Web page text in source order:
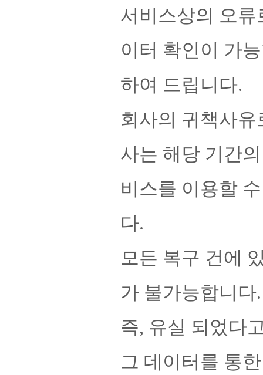
서비스상의 오
이터 확인이 가
하여 드립니다.
회사의 귀책사
사는 해당 기간
비스를 이용할
다.
모든 복구 건에
가 불가능합니다.
즉, 유실 되었다
그 데이터를 통